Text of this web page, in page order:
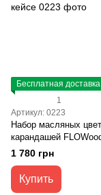
Бесплатная доставка
1
Артикул: 0223
Набор масляных
карандашей
в металлическом
1 780 грн
Купить